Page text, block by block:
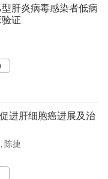
肝炎病毒感染者低病
证
进肝细胞癌进展及治
, 陈捷